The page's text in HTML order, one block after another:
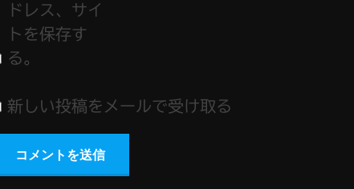
ドレス、サイ
トを保存す
る。
新しい投稿をメールで受け取る